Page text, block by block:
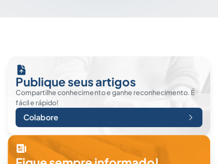
Publique seus artigos
Compartilhe conhecimento e ganhe reconhecimento. É
fácil e rápido!
Colabore